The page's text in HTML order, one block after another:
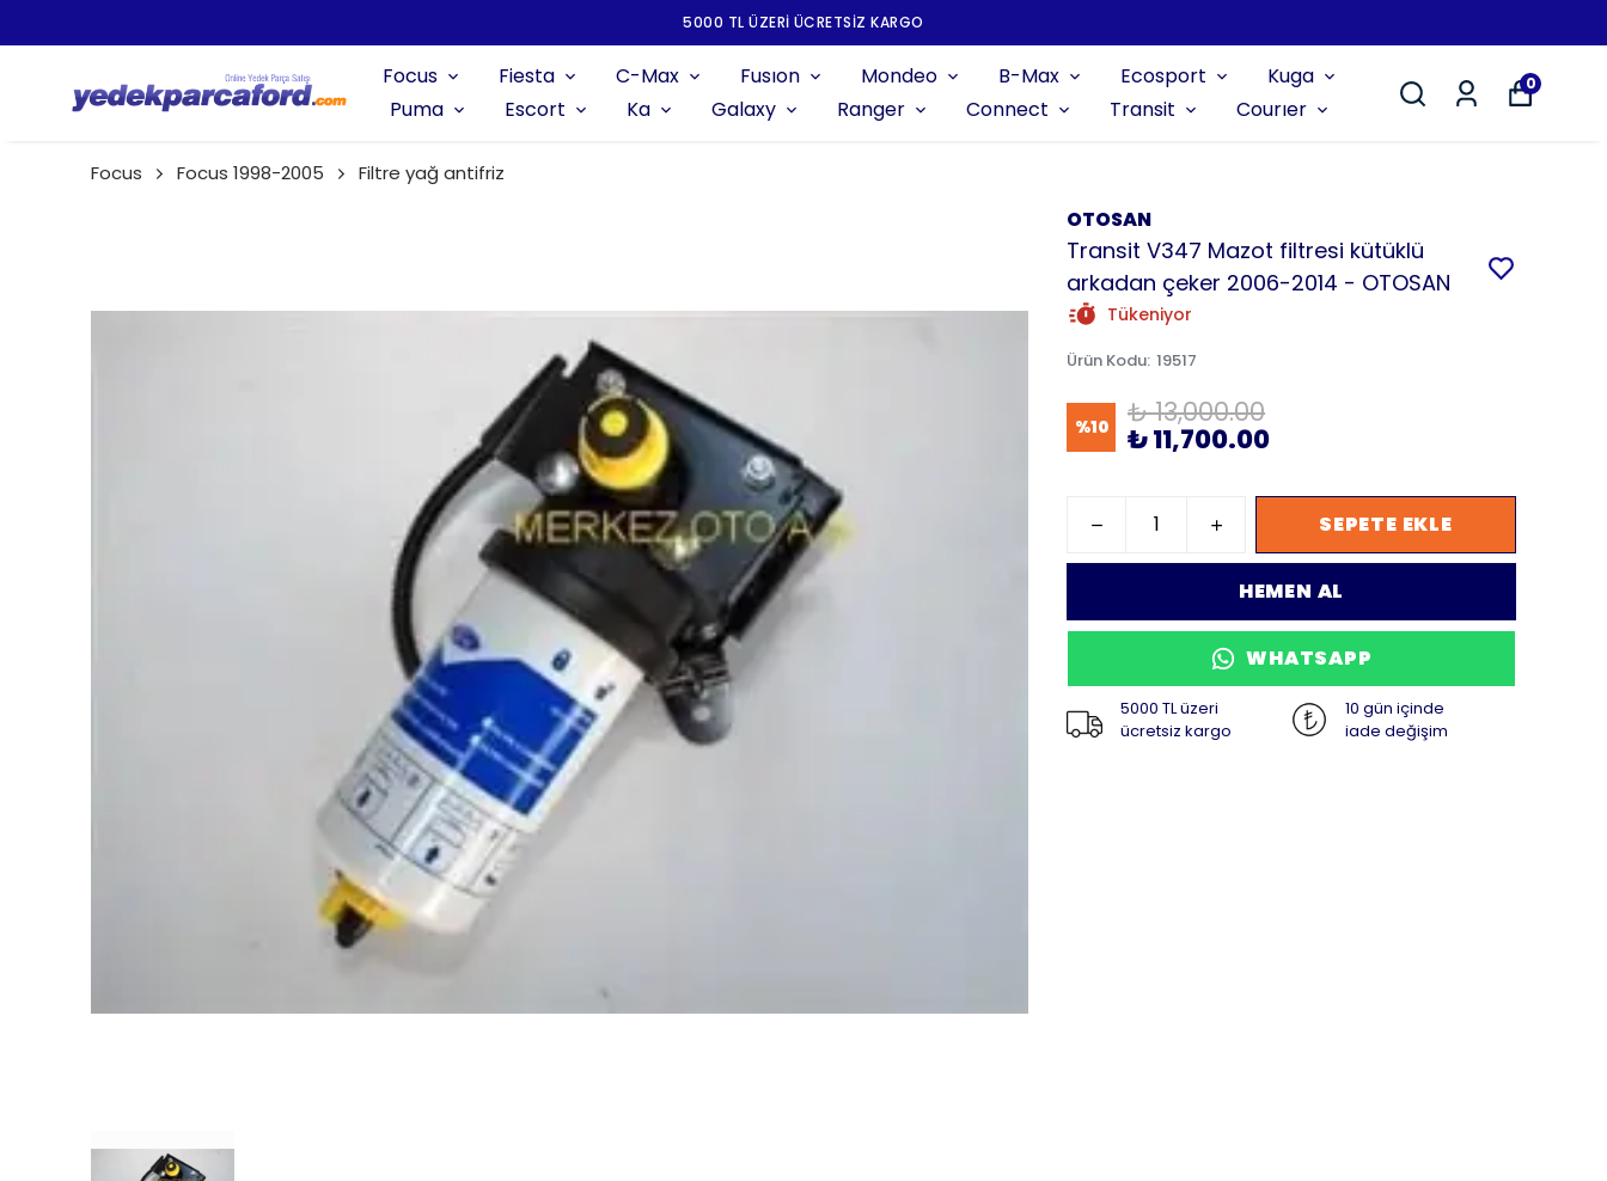
5000 TL ÜZERI ÜCRETSIZ KARGO
Focus Fiesta C-Max Fusıon Mondeo B-Max Ecosport
Kuga
Puma
Escort Ka Galaxy Ranger Connect Transit Courıer
0
Focus Focus 1998-2005 Filtre yağ antifriz
OTOSAN
Transit V347 Mazot filtresi kütüklü
arkadan çeker 2006-2014 - OTOSAN
Tükeniyor
Ürün Kodu: 19517
%10 ₺ 13,000.00
₺ 11,700.00
SEPETE EKLE
HEMEN AL
WHATSAPP
5000 TL üzeri
ücretsiz kargo
10 gün içinde
iade değişim